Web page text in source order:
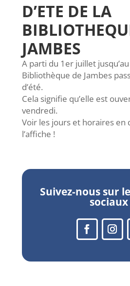
D’ETE DE LA
JAMBES
A parti du 1er juillet
Bibliothèque de Jambes
d’été.
Cela signifie qu’elle est
vendredi.
Voir les jours et horaires en
l’affiche !
Suivez-nous sur
sociaux